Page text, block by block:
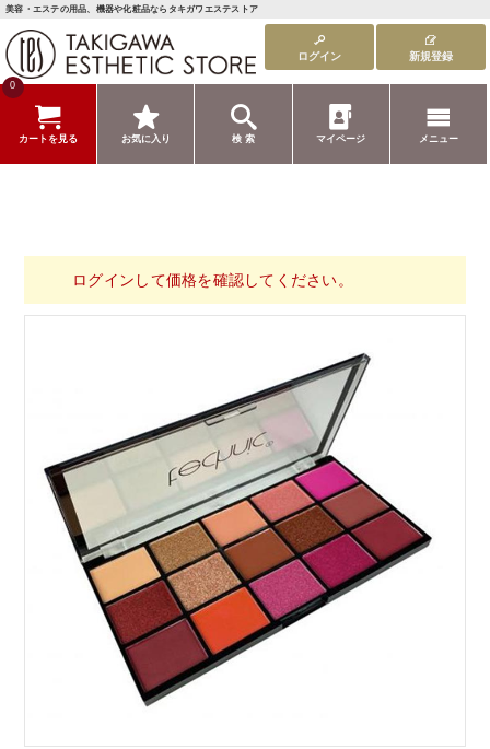
美容・エステの用品、機器や化粧品ならタキガワエステストア
ログイン 新規登録
0
カートを見る お気に入り 検 索 マイページ メニュー
ログインして価格を確認してください。